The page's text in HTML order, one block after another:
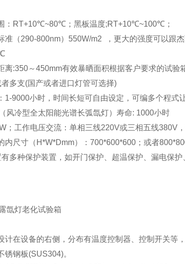
：RT+10℃~80℃；黑板温度;RT+10℃~100℃；
准（290-800nm）550W/m2 ，更大的强度可以跟
离:350～450mm有效暴晒面积根据客户要求的试验
多支(国产或者进口灯管可选择)
1-9000小时，时间长短可自由设定，可编多个程式
风冷型全太阳能光谱长弧氙灯）寿命: 1000小时
；工作电压交流：单相三线220V或三相五线380V
内尺寸（H*W*Dmm）：700*600*600；或者
多种保护装置，如开门保护、超温保护、漏电保
计在设备的右侧，分布有温度控制器、控制开关等
锈钢板(SUS304)。